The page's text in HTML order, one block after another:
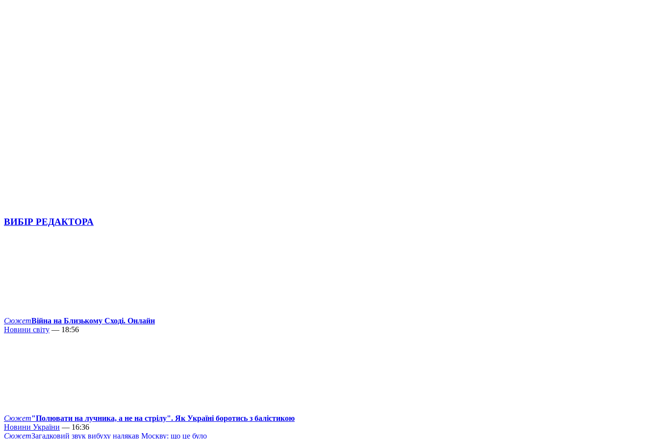
ВИБІР РЕДАКТОРА
СюжетВійна на Близькому Сході. Онлайн
Новини світу — 18:56
Сюжет"Полювати на лучника, а не на стрілу". Як Україні боротись з балістикою
Новини України — 16:36
СюжетЗагадковий звук вибуху налякав Москву: що це було